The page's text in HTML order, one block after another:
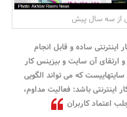
از سه سال پیش
ساده و قابل انجام
ارتقای آن سایت و بیزینس کار
که می تواند الگویی
باشد: فعالیت مداوم،
اعتماد کاربران